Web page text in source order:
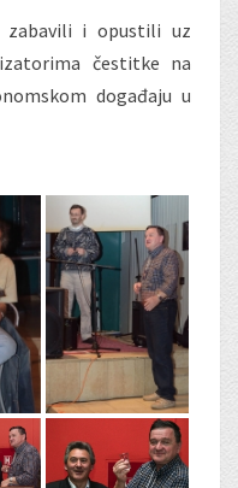
zabavili i opustili uz
čestitke na
događaju u